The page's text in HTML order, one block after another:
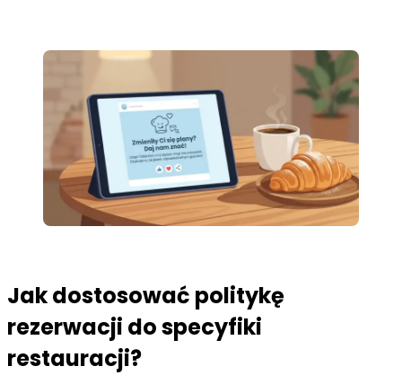
Jak dostosować politykę
rezerwacji do specyfiki
restauracji?